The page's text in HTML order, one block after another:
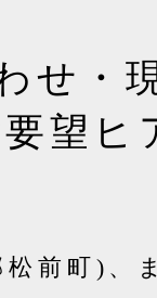
せ・
望ヒ
松前町)、